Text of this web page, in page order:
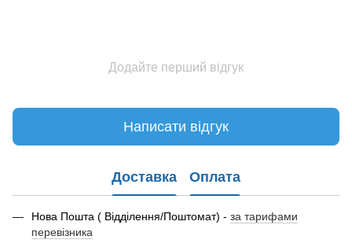
Додайте перший відгук
Написати відгук
Доставка Оплата
Нова Пошта ( Відділення/Поштомат) - за тарифами
перевізника